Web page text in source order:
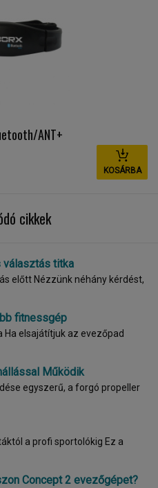
ANT+
KOSÁRBA
cikkek
választás titka
kérdést,
fitnessgép
Működik
egyszerű, a forgó propeller
a profi sportolókig Ez a
Concept 2 evezőgépet?